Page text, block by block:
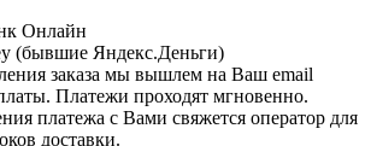
Онлайн
(бывшие Яндекс.Деньги)
заказа мы вышлем на Ваш email
Платежи проходят мгновенно.
платежа с Вами свяжется оператор для
доставки.